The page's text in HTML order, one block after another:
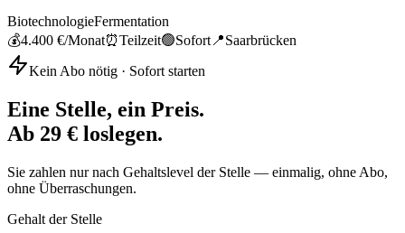
BiotechnologieFermentation
💰4.400 €/Monat⏰Teilzeit🟢Sofort 📍Saarbrücken
Kein Abo nötig · Sofort starten
Eine Stelle, ein Preis.
Ab 29 € loslegen.
Sie zahlen nur nach Gehaltslevel der Stelle — einmalig, ohne Abo,
ohne Überraschungen.
Gehalt der Stelle